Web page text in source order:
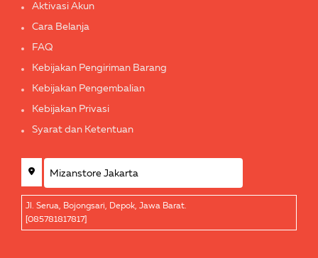
Aktivasi Akun
Cara Belanja
FAQ
Kebijakan Pengiriman Barang
Kebijakan Pengembalian
Kebijakan Privasi
Syarat dan Ketentuan
Jl. Serua, Bojongsari, Depok, Jawa Barat.
[085781817817]